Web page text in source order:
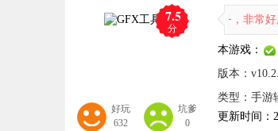
7.5
分
好玩
632
坑爹
0
更棒的是，你还可以获得画质提升服务，非常好用哦
本游戏：
版本：
类型：手游
更新时间：